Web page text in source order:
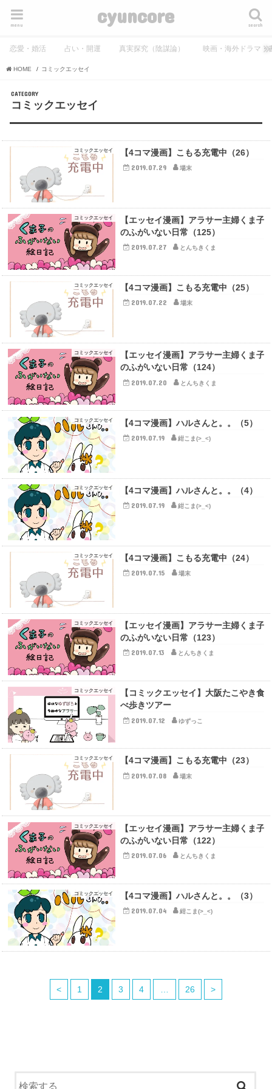
cyuncore search
menu
恋愛・婚活 占い・開運 真実探究（陰謀論） 映画・海外ドラマ・
HOME コミックエッセイ
コミックエッセイ
コミックエッセイ 【4コマ漫画】こもる充電中（26）
2019.07.29 場末
コミックエッセイ
【エッセイ漫画】アラサー主婦くま子
のふがいない日常（125）
2019.07.27 とんちきくま
コミックエッセイ 【4コマ漫画】こもる充電中（25）
2019.07.22 場末
コミックエッセイ
【エッセイ漫画】アラサー主婦くま子
のふがいない日常（124）
2019.07.20 とんちきくま
コミックエッセイ 【4コマ漫画】ハルさんと。。（5）
2019.07.19 紺こま(>_<)
コミックエッセイ 【4コマ漫画】ハルさんと。。（4）
2019.07.19 紺こま(>_<)
コミックエッセイ 【4コマ漫画】こもる充電中（24）
2019.07.15 場末
コミックエッセイ
【エッセイ漫画】アラサー主婦くま子
のふがいない日常（123）
2019.07.13 とんちきくま
コミックエッセイ
【コミックエッセイ】大阪たこやき食
べ歩きツアー
2019.07.12 ゆずっこ
コミックエッセイ 【4コマ漫画】こもる充電中（23）
2019.07.08 場末
コミックエッセイ
【エッセイ漫画】アラサー主婦くま子
のふがいない日常（122）
2019.07.06 とんちきくま
コミックエッセイ 【4コマ漫画】ハルさんと。。（3）
2019.07.04 紺こま(>_<)
< 1 2 3 4 … 26 >